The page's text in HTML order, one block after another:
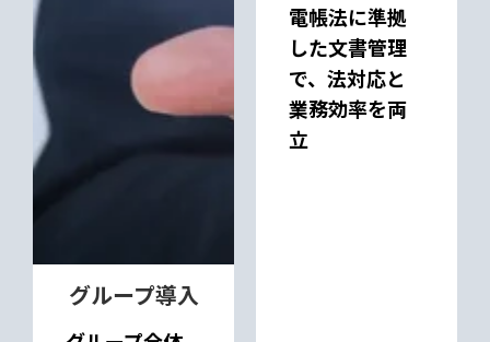
グループ導入
電帳法に準拠
した文書管理
で、法対応と
業務効率を両
立